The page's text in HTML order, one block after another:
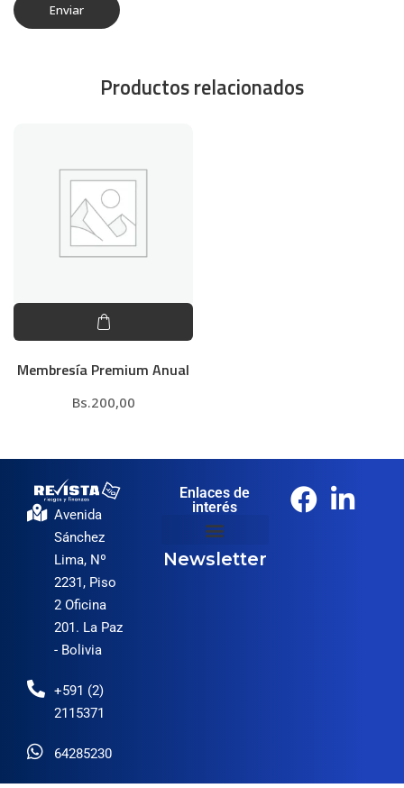
Productos relacionados
Membresía Premium Anual
Bs.200,00
Avenida
Sánchez
Lima, Nº
2231, Piso
2 Oficina
201. La Paz
- Bolivia
+591 (2)
2115371
64285230
Enlaces de
interés
Newsletter